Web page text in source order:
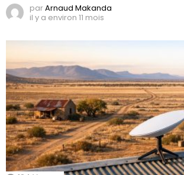
parArnaud Makanda
il y a environ 11 mois